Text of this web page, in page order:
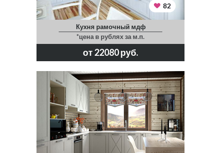
82
Кухня рамочный мдф
*цена в рублях за м.п.
от 22080 руб.